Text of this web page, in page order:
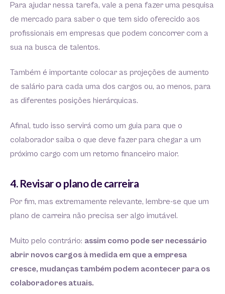
Para ajudar nessa tarefa, vale a pena fazer uma pesquisa
de mercado para saber o que tem sido oferecido aos
profissionais em empresas que podem concorrer com a
sua na busca de talentos.
Também é importante colocar as projeções de aumento
de salário para cada uma dos cargos ou, ao menos, para
as diferentes posições hierárquicas.
Afinal, tudo isso servirá como um guia para que o
colaborador saiba o que deve fazer para chegar a um
próximo cargo com um retorno financeiro maior.
4. Revisar o plano de carreira
Por fim, mas extremamente relevante, lembre-se que um
plano de carreira não precisa ser algo imutável.
Muito pelo contrário: assim como pode ser necessário
abrir novos cargos à medida em que a empresa
cresce, mudanças também podem acontecer para os
colaboradores atuais.